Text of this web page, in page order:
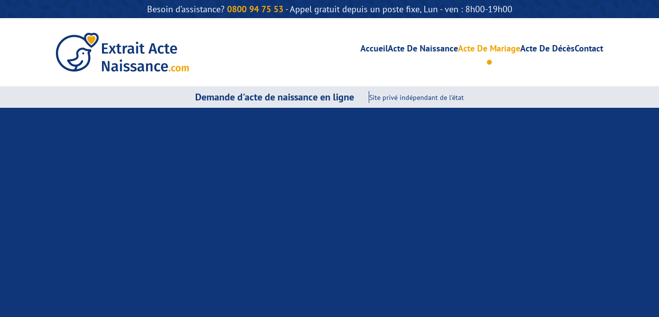
Besoin d’assistance? 0800 94 75 53 - Appel gratuit depuis un poste fixe, Lun - ven : 8h00-19h00
AccueilActe De NaissanceActe De MariageActe De DécèsContact
Demande d'acte de naissance en ligne Site privé indépendant de l'état